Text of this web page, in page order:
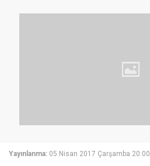
Yayınlanma: 05 Nisan 2017 Çarşamba 20:00